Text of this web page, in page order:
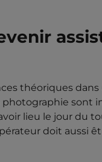
théoriques
sont
lieu le jour du
doit aussi